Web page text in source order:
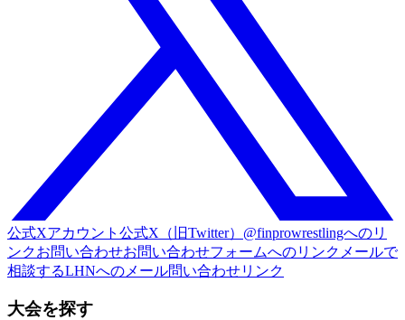
公式Xアカウント 公式X（旧Twitter）@finprowrestlingへのリ
ンクお問い合わせお問い合わせフォームへのリンク メールで
相談するLHNへのメール問い合わせリンク
大会を探す